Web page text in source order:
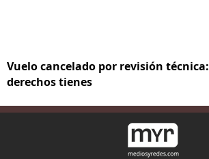
Vuelo cancelado por revisión
derechos tienes